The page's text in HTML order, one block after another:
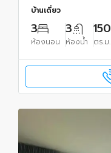
บ้านเดี่ยว
3
ห้องนอน
3
ห้องน้ำ
150
ตร.ม.